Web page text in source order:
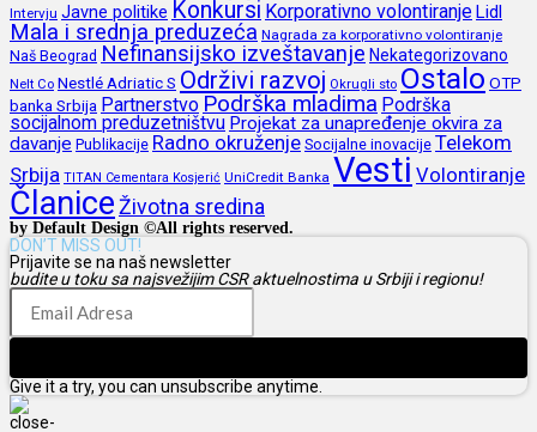
Intervju Javne politike Konkursi Korporativno volontiranjeLidl
Mala i srednja preduzeća Nagrada za korporativno volontiranje
Naš Beograd Nefinansijsko izveštavanje Nekategorizovano
Nelt Co Nestlé Adriatic S Održivi razvoj Okrugli sto Ostalo OTP
banka Srbija Partnerstvo Podrška mladima Podrška
socijalnom preduzetništvu Projekat za unapređenje okvira za
davanje Publikacije Radno okruženje Socijalne inovacije Telekom
Srbija TITAN Cementara Kosjerić UniCredit Banka Vesti Volontiranje
Članice Životna sredina
by Default Design ©All rights reserved.
DON’T MISS OUT!
Prijavite se na naš newsletter
budite u toku sa najsvežijim CSR aktuelnostima u Srbiji i regionu!
Give it a try, you can unsubscribe anytime.